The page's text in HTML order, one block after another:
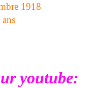
1918
youtube: